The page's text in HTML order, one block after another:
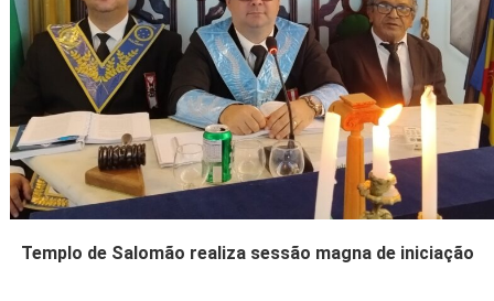
Templo de Salomão realiza sessão magna de iniciação